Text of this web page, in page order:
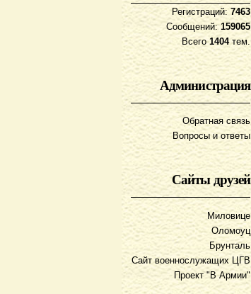
Регистраций: 7463
Сообщений:159065
Всего1404тем.
Администрация
Обратная связь
Вопросы и ответы
Сайты друзей
Миловице
Оломоуц
Брунталь
Сайт военнослужащих ЦГВ
Проект "В Армии"